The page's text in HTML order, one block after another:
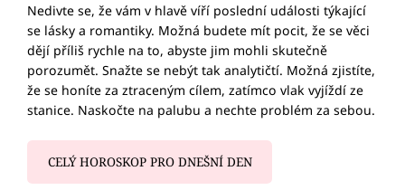
Nedivte se, že vám v hlavě víří poslední události týkající
se lásky a romantiky. Možná budete mít pocit, že se věci
dějí příliš rychle na to, abyste jim mohli skutečně
porozumět. Snažte se nebýt tak analytičtí. Možná zjistíte,
že se honíte za ztraceným cílem, zatímco vlak vyjíždí ze
stanice. Naskočte na palubu a nechte problém za sebou.
CELÝ HOROSKOP PRO DNEŠNÍ DEN